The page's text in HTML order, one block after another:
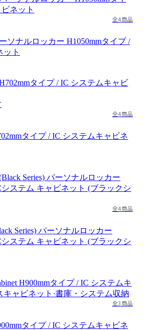
全4商品
ソナルロッカー H1050mmタイプ /
ット
全4商品
タイプ / IC システムキャビネ
全4商品
Series) パーソナルロッカー
システム キャビネット (ブラックシ
全3商品
タイプ / IC システムキャビネ